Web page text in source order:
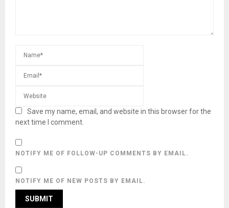
Save my name, email, and website in this browser for the
next time I comment.
NOTIFY ME OF FOLLOW-UP COMMENTS BY EMAIL.
NOTIFY ME OF NEW POSTS BY EMAIL.